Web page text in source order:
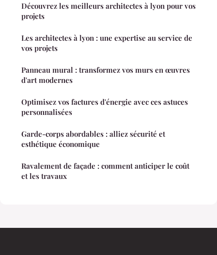
Découvrez les meilleurs architectes à lyon pour vos
projets
Les architectes à lyon : une expertise au service de
vos projets
Panneau mural : transformez vos murs en œuvres
d'art modernes
Optimisez vos factures d'énergie avec ces astuces
personnalisées
Garde-corps abordables : alliez sécurité et
esthétique économique
Ravalement de façade : comment anticiper le coût
et les travaux